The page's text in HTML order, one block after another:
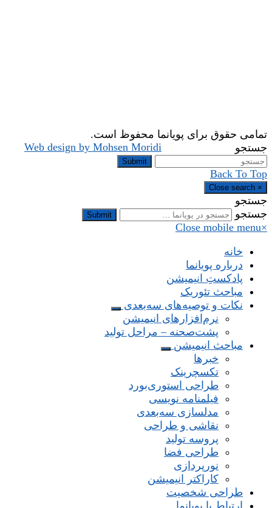
تمامی حقوق برای پویانما محفوظ است.
Web design by Mohsen Moridi
جستجو
Submit
Back To Top
×
Close search
جستجو
جستجو
Submit
×
Close mobile menu
خانه
درباره پویانما
پادکستِ انیمیشن
مباحث تئوریک
نکات و توصیه‌های‌ سه‌بعدی
نرم‌افزارهای انیمیشن
پشت‌صحنه – مراحل تولید
مباحث انیمیشن
خبرها
تکسچرینک
طراحی استوری‌بورد
فیلمنامه نویسی
مدلسازی سه‌بعدی
نقاشی و طراحی
پروسه تولید
طراحی فضا
نورپردازی
کاراکتر انیمیشن
طراحی شخصیت